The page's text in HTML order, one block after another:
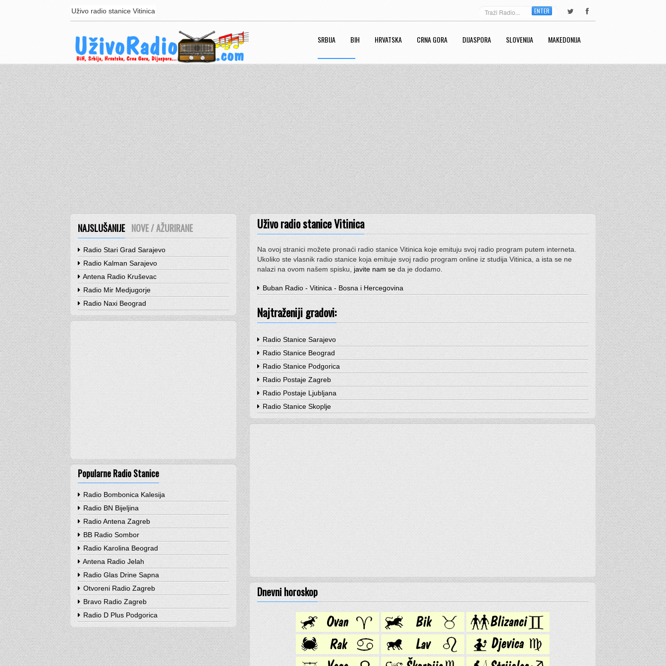
Uživo radio stanice Vitinica ENTER
SRBIJA BIH HRVATSKA CRNA GORA DIJASPORA SLOVENIJA MAKEDONIJA
Uživo radio stanice Vitinica
Na ovoj stranici možete pronaći radio stanice Vitinica koje emituju svoj radio program putem interneta.
Ukoliko ste vlasnik radio stanice koja emituje svoj radio program online iz studija Vitinica, a ista se ne
nalazi na ovom našem spisku,javite nam se da je dodamo.
Buban Radio - Vitinica - Bosna i Hercegovina
Najtraženiji gradovi:
Radio Stanice Sarajevo
Radio Stanice Beograd
Radio Stanice Podgorica
Radio Postaje Zagreb
Radio Postaje Ljubljana
Radio Stanice Skoplje
Dnevni horoskop
NAJSLUŠANIJE NOVE / AŽURIRANE
Radio Stari Grad Sarajevo
Radio Kalman Sarajevo
Antena Radio Kruševac
Radio Mir Medjugorje
Radio Naxi Beograd
Popularne Radio Stanice
Radio Bombonica Kalesija
Radio BN Bijeljina
Radio Antena Zagreb
BB Radio Sombor
Radio Karolina Beograd
Antena Radio Jelah
Radio Glas Drine Sapna
Otvoreni Radio Zagreb
Bravo Radio Zagreb
Radio D Plus Podgorica